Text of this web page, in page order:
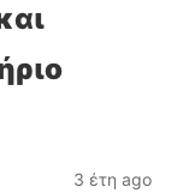
3 έτη ago